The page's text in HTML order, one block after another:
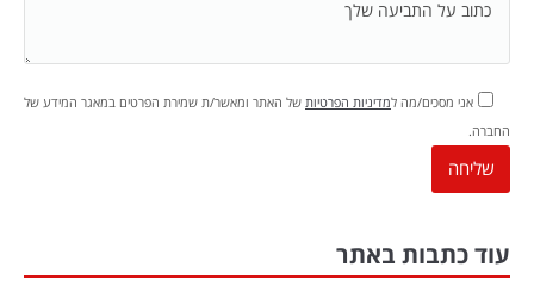
אני מסכים/מה למדיניות הפרטיות של האתר ומאשר/ת שמירת הפרטים במאגר המידע של
החברה.
עוד כתבות באתר